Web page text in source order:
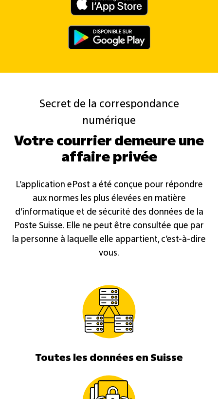
Secret de la correspondance
numérique
Votre courrier demeure une
affaire privée
L’application ePost a été conçue pour répondre
aux normes les plus élevées en matière
d’informatique et de sécurité des données de la
Poste Suisse. Elle ne peut être consultée que par
la personne à laquelle elle appartient, c’est-à-dire
vous.
Toutes les données en Suisse